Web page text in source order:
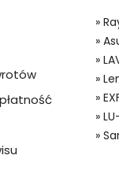
PayPal
będzie się
do
»
»
»
»
»
»
»